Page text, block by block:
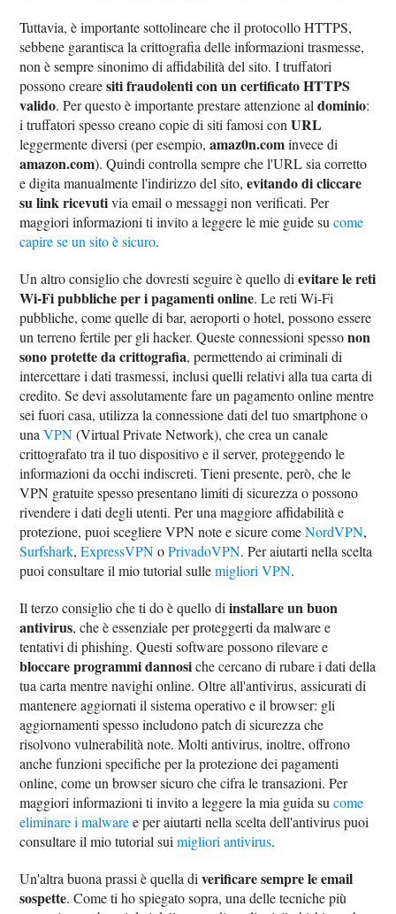
Tuttavia, è importante sottolineare che il protocollo HTTPS,
sebbene garantisca la crittografia delle informazioni trasmesse,
non è sempre sinonimo di affidabilità del sito. I truffatori
possono crearesiti fraudolenti con un certificato HTTPS
valido. Per questo è importante prestare attenzione aldominio:
i truffatori spesso creano copie di siti famosi conURL
leggermente diversi (per esempio,amaz0n.cominvece di
amazon.com). Quindi controlla sempre che l'URL sia corretto
e digita manualmente l'indirizzo del sito,evitando di cliccare
su link ricevutivia email o messaggi non verificati. Per
maggiori informazioni ti invito a leggere le mie guide sucome
capire se un sito è sicuro.
Un altro consiglio che dovresti seguire è quello dievitare le reti
Wi-Fi pubbliche per i pagamenti online. Le reti Wi-Fi
pubbliche, come quelle di bar, aeroporti o hotel, possono essere
un terreno fertile per gli hacker. Queste connessioni spessonon
sono protette da crittografia, permettendo ai criminali di
intercettare i dati trasmessi, inclusi quelli relativi alla tua carta di
credito. Se devi assolutamente fare un pagamento online mentre
sei fuori casa, utilizza la connessione dati del tuo smartphone o
unaVPN(Virtual Private Network), che crea un canale
crittografato tra il tuo dispositivo e il server, proteggendo le
informazioni da occhi indiscreti. Tieni presente, però, che le
VPN gratuite spesso presentano limiti di sicurezza o possono
rivendere i dati degli utenti. Per una maggiore affidabilità e
protezione, puoi scegliere VPN note e sicure comeNordVPN,
Surfshark,ExpressVPNoPrivadoVPN. Per aiutarti nella scelta
puoi consultare il mio tutorial sullemigliori VPN.
Il terzo consiglio che ti do è quello diinstallare un buon
antivirus, che è essenziale per proteggerti da malware e
tentativi di phishing. Questi software possono rilevare e
bloccare programmi dannosiche cercano di rubare i dati della
tua carta mentre navighi online. Oltre all'antivirus, assicurati di
mantenere aggiornati il sistema operativo e il browser: gli
aggiornamenti spesso includono patch di sicurezza che
risolvono vulnerabilità note. Molti antivirus, inoltre, offrono
anche funzioni specifiche per la protezione dei pagamenti
online, come un browser sicuro che cifra le transazioni. Per
maggiori informazioni ti invito a leggere la mia guida sucome
eliminare i malwaree per aiutarti nella scelta dell'antivirus puoi
consultare il mio tutorial suimigliori antivirus.
Un'altra buona prassi è quella diverificare sempre le email
sospette. Come ti ho spiegato sopra, una delle tecniche più